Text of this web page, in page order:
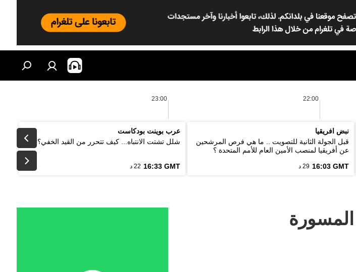
22:00
23:00
نبض افريقيا
قبل الجولة الثانية للتصويت .. ما هي فرص المرشحين
عن أفريقيا لمنصب الأمين العام للأمم المتحدة ؟
16:03 GMT 29 د
عرب بوينت بودكاست
شلل تشتت الانتباه... كيف تتحرر من القيد الخفي؟
16:33 GMT 22 د